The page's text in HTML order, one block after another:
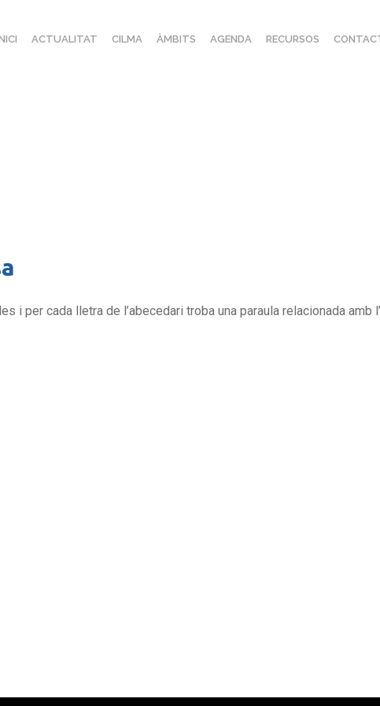
ACTUALITAT CILMA ÀMBITS AGENDA RECURSOS
i per cada lletra de l’abecedari troba una paraula relacionada amb